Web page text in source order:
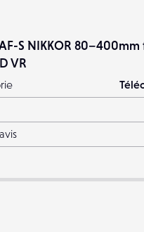
S NIKKOR
VR